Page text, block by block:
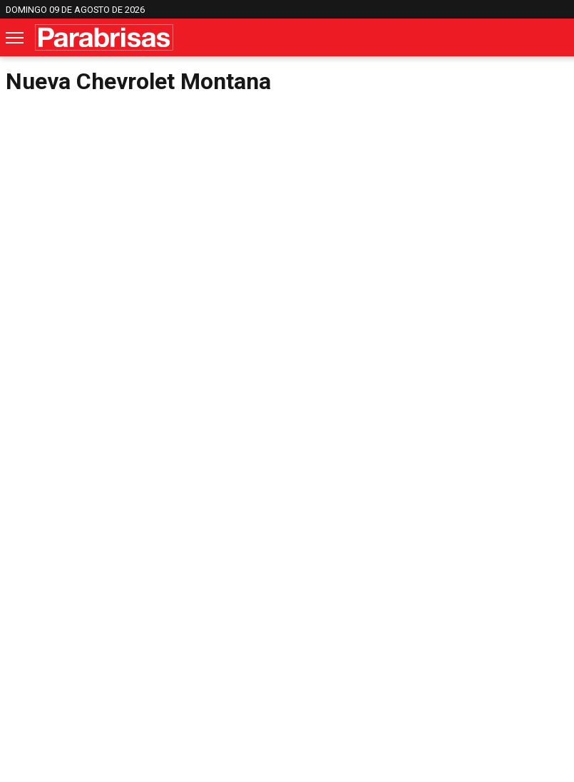
DOMINGO 09 DE AGOSTO DE 2026
Nueva Chevrolet Montana